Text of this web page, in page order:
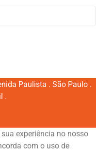
Paulista . São Paulo .
.
experiência no nosso
com o uso de